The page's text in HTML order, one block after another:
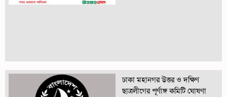
ঢাকা মহানগর উত্তর ও দক্ষিণ
ছাত্রলীগের পূর্ণাঙ্গ কমিটি ঘোষণা